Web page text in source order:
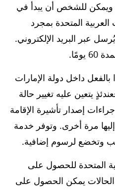
ويمكن للشخص أن يبدأ في
المتحدة بمجرد
عبر البريد الإلكتروني.
داخل دولة الإمارات
يتعين عليه تغيير حالة
إصدار تأشيرة الإقامة
مرة أخرى. وتوفر خدمة
وتخضع لرسوم إضافية.
المتحدة للحصول على
يمكن الحصول على